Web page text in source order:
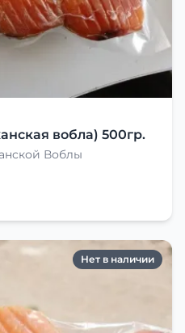
вобла) 500гр.
Воблы
Нет в наличии